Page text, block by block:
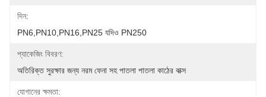
দিন:
PN6,PN10,PN16,PN25 যদিও PN250
প্যাকেজিং বিবরণ:
অতিরিক্ত সুরক্ষার জন্য নরম ফেনা সহ পাতলা পাতলা কাঠের বাক্স
যোগানের ক্ষমতা: